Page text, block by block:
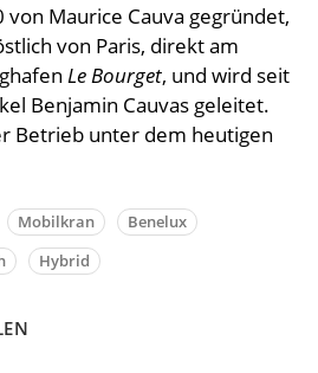
von Maurice Cauva gegründet,
von Paris, direkt am
Le Bourget, und wird seit
Benjamin Cauvas geleitet.
Betrieb unter dem heutigen
Mobilkran
Benelux
Hybrid